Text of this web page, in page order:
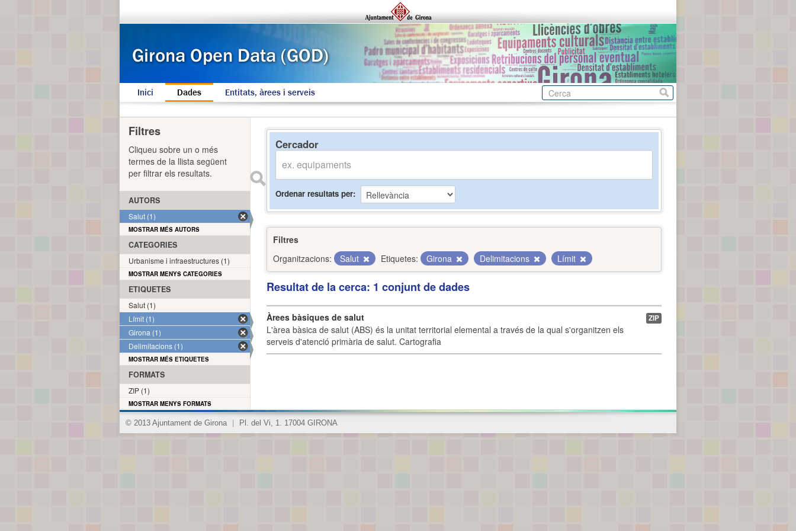
Inici Dades Entitats, àrees i serveis
Cercador
Ordenar resultats per
Filtres
Organitzacions:
Salut Etiquetes: Girona Delimitacions Límit
Resultat de la cerca: 1 conjunt de dades
Àrees bàsiques de salut
L'àrea bàsica de salut (ABS) és la unitat territorial elemental a través de la qual s'organitzen els
serveis d'atenció primària de salut. Cartografia
ZIP
Filtres
Cliqueu sobre un o més
termes de la llista següent
per filtrar els resultats.
AUTORS
Salut (1)
MOSTRAR MÉS AUTORS
CATEGORIES
Urbanisme i infraestructures (1)
MOSTRAR MENYS CATEGORIES
ETIQUETES
Salut (1)
Límit (1)
Girona (1)
Delimitacions (1)
MOSTRAR MÉS ETIQUETES
FORMATS
ZIP (1)
MOSTRAR MENYS FORMATS
© 2013 Ajuntament de Girona Pl. del Vi, 1. 17004 GIRONA